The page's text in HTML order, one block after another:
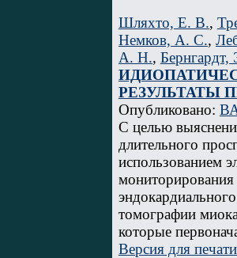
Шляхто, Е. В.,
Немков, А. С.,
А. Н., Бернгардт,
РЕЗУЛЬТАТЫ
Опубликовано:
С целью
длительного
использованием
томографии
которые
Версия для печати